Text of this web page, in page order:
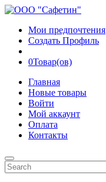
Мои предпочтения
Создать Профиль
0Товар(ов)
Главная
Новые товары
Войти
Мой аккаунт
Оплата
Контакты